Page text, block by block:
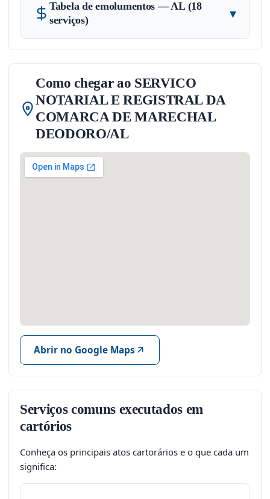
Tabela de emolumentos — AL (18
serviços)
▾
Como chegar ao SERVICO
NOTARIAL E REGISTRAL DA
COMARCA DE MARECHAL
DEODORO/AL
Abrir no Google Maps
Serviços comuns executados em
cartórios
Conheça os principais atos cartorários e o que cada um
significa: